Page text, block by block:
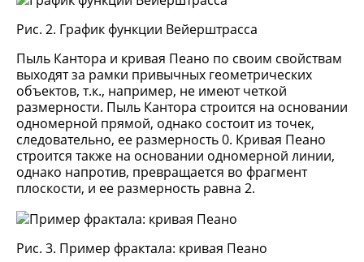
Рис. 2. График функции Вейерштрасса
Пыль Кантора и кривая Пеано по своим свойствам
выходят за рамки привычных геометрических
объектов, т.к., например, не имеют четкой
размерности. Пыль Кантора строится на основании
одномерной прямой, однако состоит из точек,
следовательно, ее размерность 0. Кривая Пеано
строится также на основании одномерной линии,
однако напротив, превращается во фрагмент
плоскости, и ее размерность равна 2.
Рис. 3. Пример фрактала: кривая Пеано